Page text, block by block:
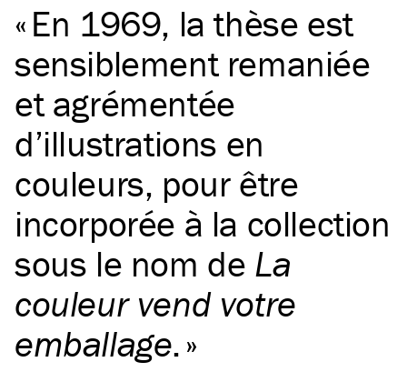
En 1969, la thèse est
sensiblement remaniée
et agrémentée
d’illustrations en
couleurs, pour être
incorporée à la collection
sous le nom de La
couleur vend votre
emballage.